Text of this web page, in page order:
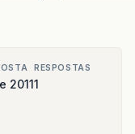
2011
RESPOSTAS
1